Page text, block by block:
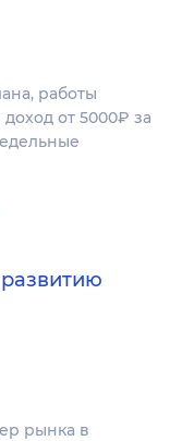
работы
от 5000₽ за
рынка в